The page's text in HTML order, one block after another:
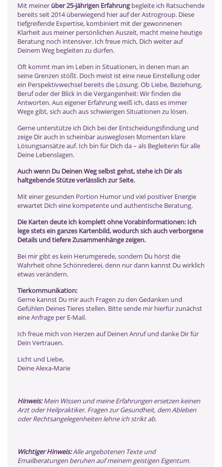
Mit meiner über 25-jährigen Erfahrungbegleite ich Ratsuchende
bereits seit 2014 überwiegend hier auf der Astrogroup. Diese
tiefgreifende Expertise, kombiniert mit der gewonnenen
Klarheit aus meiner persönlichen Auszeit, macht meine heutige
Beratung noch intensiver. Ich freue mich, Dich weiter auf
Deinem Weg begleiten zu dürfen.
Oft kommt man im Leben in Situationen, in denen man an
seine Grenzen stößt. Doch meist ist eine neue Einstellung oder
ein Perspektivwechsel bereits die Lösung. Ob Liebe, Beziehung,
Beruf oder der Blick in die Vergangenheit: Wir finden die
Antworten. Aus eigener Erfahrung weiß ich, dass es immer
Wege gibt, sich auch aus schwierigen Situationen zu lösen.
Gerne unterstütze ich Dich bei der Entscheidungsfindung und
zeige Dir auch in scheinbar ausweglosen Momenten klare
Lösungsansätze auf. Ich bin für Dich da – als Begleiterin für alle
Deine Lebenslagen.
Auch wenn Du Deinen Weg selbst gehst, stehe ich Dir als
haltgebende Stütze verlässlich zur Seite.
Mit einer gesunden Portion Humor und viel positiver Energie
erwartet Dich eine kompetente und authentische Beratung.
Die Karten deute ich komplett ohne Vorabinformationen: Ich
lege stets ein ganzes Kartenbild, wodurch sich auch verborgene
Details und tiefere Zusammenhänge zeigen.
Bei mir gibt es kein Herumgerede, sondern Du hörst die
Wahrheit ohne Schönrederei, denn nur dann kannst Du wirklich
etwas verändern.
Tierkommunikation:
Gerne kannst Du mir auch Fragen zu den Gedanken und
Gefühlen Deines Tieres stellen. Bitte sende mir hierfür zunächst
eine Anfrage per E-Mail.
Ich freue mich von Herzen auf Deinen Anruf und danke Dir für
Dein Vertrauen.
Licht und Liebe,
Deine Alexa-Marie
Hinweis:Mein Wissen und meine Erfahrungen ersetzen keinen
Arzt oder Heilpraktiker. Fragen zur Gesundheit, dem Ableben
oder Rechtsangelegenheiten lehne ich strikt ab.
Wichtiger Hinweis:Alle angebotenen Texte und
Emailberatungen beruhen auf meinem geistigen Eigentum.